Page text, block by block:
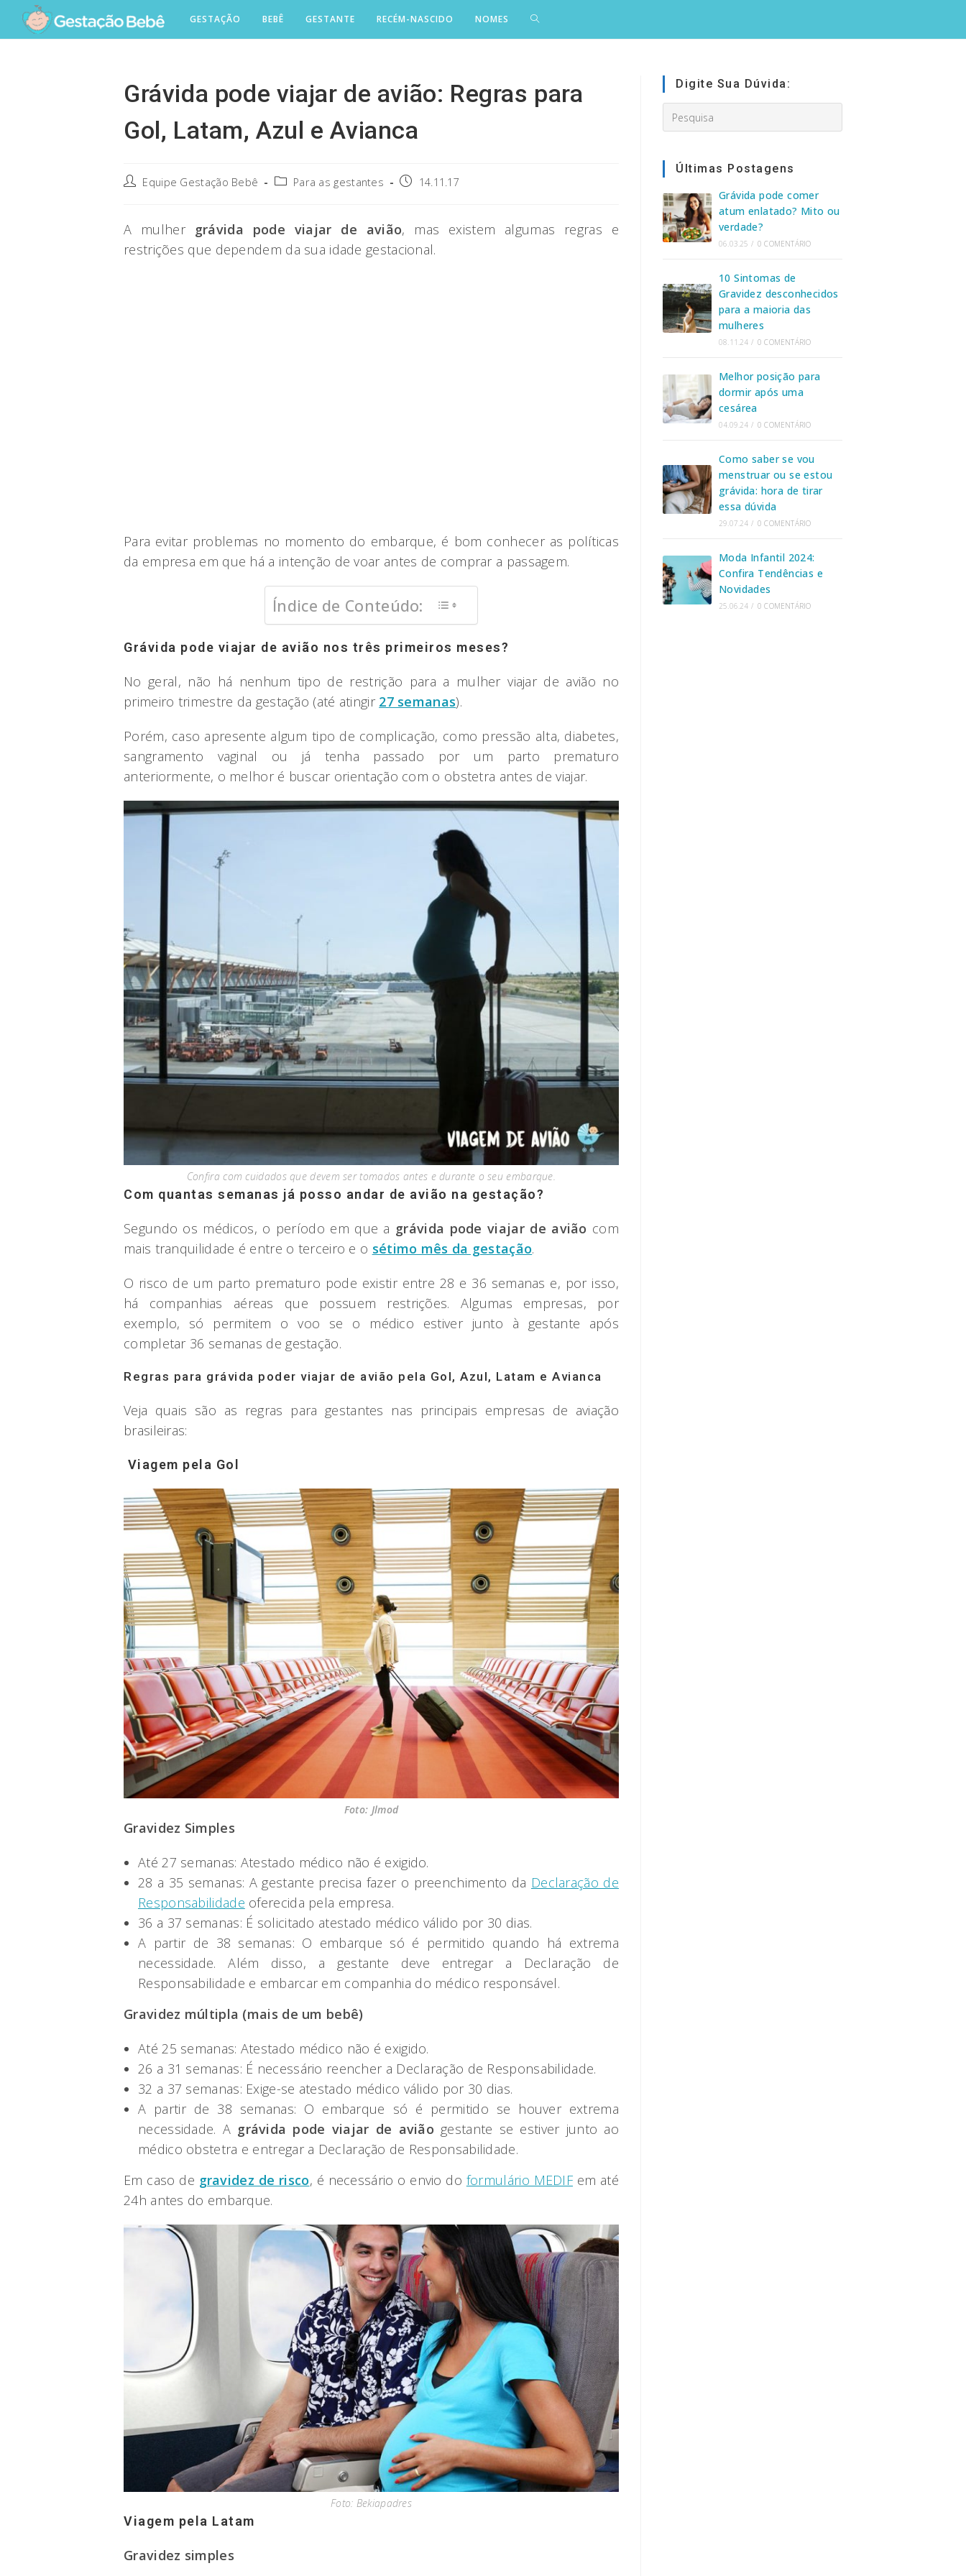
content
GESTAÇÃO BEBÊ GESTANTE RECÉM-NASCIDO NOMES
Grávida pode viajar de avião: Regras para
Gol, Latam, Azul e Avianca
PostEquipe Gestação Bebê
PostPara as gestantes
Post14.11.17
A mulher grávida pode viajar de avião, mas existem algumas regras e
restrições que dependem da sua idade gestacional.
Para evitar problemas no momento do embarque, é bom conhecer as políticas
da empresa em que há a intenção de voar antes de comprar a passagem.
Índice de Conteúdo:
Grávida pode viajar de avião nos três primeiros meses?
No geral, não há nenhum tipo de restrição para a mulher viajar de avião no
primeiro trimestre da gestação (até atingir 27 semanas).
Porém, caso apresente algum tipo de complicação, como pressão alta, diabetes,
sangramento vaginal ou já tenha passado por um parto prematuro
anteriormente, o melhor é buscar orientação com o obstetra antes de viajar.
Confira com cuidados que devem ser tomados antes e durante o seu embarque.
Com quantas semanas já posso andar de avião na gestação?
Segundo os médicos, o período em que a grávida pode viajar de avião com
mais tranquilidade é entre o terceiro e o sétimo mês da gestação.
O risco de um parto prematuro pode existir entre 28 e 36 semanas e, por isso,
há companhias aéreas que possuem restrições. Algumas empresas, por
exemplo, só permitem o voo se o médico estiver junto à gestante após
completar 36 semanas de gestação.
Regras para grávida poder viajar de avião pela Gol, Azul, Latam e Avianca
Veja quais são as regras para gestantes nas principais empresas de aviação
brasileiras:
Viagem pela Gol
Foto: Jlmod
Gravidez Simples
Até 27 semanas: Atestado médico não é exigido.
28 a 35 semanas: A gestante precisa fazer o preenchimento da Declaração de
Responsabilidade oferecida pela empresa.
36 a 37 semanas: É solicitado atestado médico válido por 30 dias.
A partir de 38 semanas: O embarque só é permitido quando há extrema
necessidade. Além disso, a gestante deve entregar a Declaração de
Responsabilidade e embarcar em companhia do médico responsável.
Gravidez múltipla (mais de um bebê)
Até 25 semanas: Atestado médico não é exigido.
26 a 31 semanas: É necessário reencher a Declaração de Responsabilidade.
32 a 37 semanas: Exige-se atestado médico válido por 30 dias.
A partir de 38 semanas: O embarque só é permitido se houver extrema
necessidade. A grávida pode viajar de avião gestante se estiver junto ao
médico obstetra e entregar a Declaração de Responsabilidade.
Em caso de gravidez de risco, é necessário o envio do formulário MEDIF em até
24h antes do embarque.
Foto: Bekiapadres
Viagem pela Latam
Gravidez simples
Digite Sua Dúvida:
this
Últimas Postagens
Grávida pode comer
atum enlatado? Mito ou
verdade?
06.03.25 / 0 COMENTÁRIO
10 Sintomas de
Gravidez desconhecidos
para a maioria das
mulheres
08.11.24 / 0 COMENTÁRIO
Melhor posição para
dormir após uma
cesárea
04.09.24 / 0 COMENTÁRIO
Como saber se vou
menstruar ou se estou
grávida: hora de tirar
essa dúvida
29.07.24 / 0 COMENTÁRIO
Moda Infantil 2024:
Confira Tendências e
Novidades
25.06.24 / 0 COMENTÁRIO